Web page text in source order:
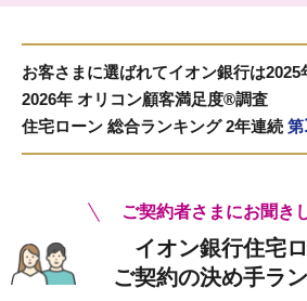
お客さまに選ばれてイオン銀行は2025
2026年 オリコン顧客満足度®調査
住宅ローン 総合ランキング 2年連続 第
ご契約者さまにお聞き
イオン銀行住宅
ご契約の決め手ラ